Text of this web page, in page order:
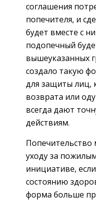
соглашения
попечителя, и
будет вместе с
подопечный
вышеуказанных
создало такую
для защиты лиц,
возврата или
всегда дают
действиям.
уходу за
инициативе,
состоянию
форма больше